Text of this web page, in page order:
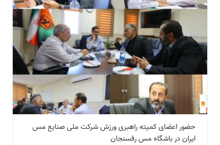
حضور اعضای کمیته راهبری ورزش شرکت ملی صنایع مس
ایران در باشگاه مس رفسنجان